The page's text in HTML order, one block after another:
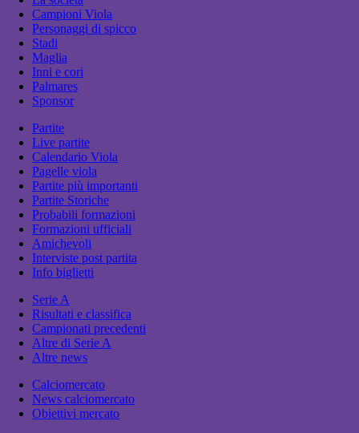
Campioni Viola
Personaggi di spicco
Stadi
Maglia
Inni e cori
Palmares
Sponsor
Partite
Live partite
Calendario Viola
Pagelle viola
Partite più importanti
Partite Storiche
Probabili formazioni
Formazioni ufficiali
Amichevoli
Interviste post partita
Info biglietti
Serie A
Risultati e classifica
Campionati precedenti
Altre di Serie A
Altre news
Calciomercato
News calciomercato
Obiettivi mercato